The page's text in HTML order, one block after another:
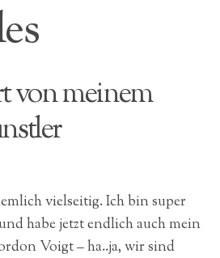
von meinem
vielseitig. Ich bin super
habe jetzt endlich auch mein
Voigt – ha..ja, wir sind